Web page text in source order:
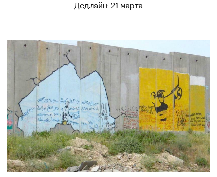
Дедлайн: 21 марта